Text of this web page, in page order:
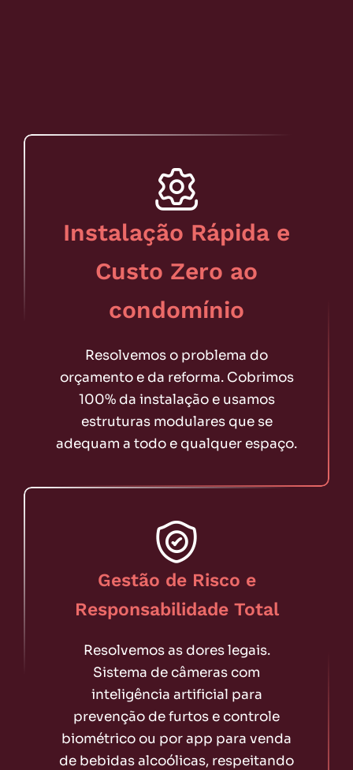
Instalação Rápida e
Custo Zero ao
condomínio
Resolvemos o problema do
orçamento e da reforma. Cobrimos
100% da instalação e usamos
estruturas modulares que se
adequam a todo e qualquer espaço.
Gestão de Risco e
Responsabilidade Total
Resolvemos as dores legais.
Sistema de câmeras com
inteligência artificial para
prevenção de furtos e controle
biométrico ou por app para venda
de bebidas alcoólicas, respeitando